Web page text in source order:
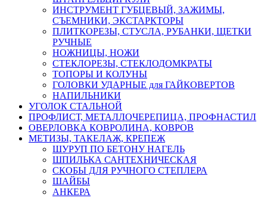
ИНСТРУМЕНТ ГУБЦЕВЫЙ, ЗАЖИМЫ,
СЪЕМНИКИ, ЭКСТАРКТОРЫ
ПЛИТКОРЕЗЫ, СТУСЛА, РУБАНКИ, ЩЕТКИ
РУЧНЫЕ
НОЖНИЦЫ, НОЖИ
СТЕКЛОРЕЗЫ, СТЕКЛОДОМКРАТЫ
ТОПОРЫ И КОЛУНЫ
ГОЛОВКИ УДАРНЫЕ для ГАЙКОВЕРТОВ
НАПИЛЬНИКИ
УГОЛОК СТАЛЬНОЙ
ПРОФЛИСТ, МЕТАЛЛОЧЕРЕПИЦА, ПРОФНАСТИЛ
ОВЕРЛОВКА КОВРОЛИНА, КОВРОВ
МЕТИЗЫ, ТАКЕЛАЖ, КРЕПЕЖ
ШУРУП ПО БЕТОНУ НАГЕЛЬ
ШПИЛЬКА САНТЕХНИЧЕСКАЯ
СКОБЫ ДЛЯ РУЧНОГО СТЕПЛЕРА
ШАЙБЫ
АНКЕРА